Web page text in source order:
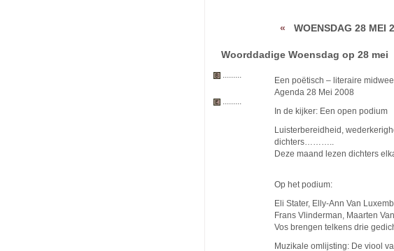
« WOENSDAG 28 MEI
Woorddadige Woensdag op 28 mei
Een poëtisch – literaire
Agenda 28 Mei 2008
In de kijker: Een open podium
Luisterbereidheid,
dichters………..
Deze maand lezen dichters
Op het podium:
Eli Stater, Elly-Ann Van
Frans Vlinderman, Maarten
Vos brengen telkens drie
Muzikale omlijsting: De viool